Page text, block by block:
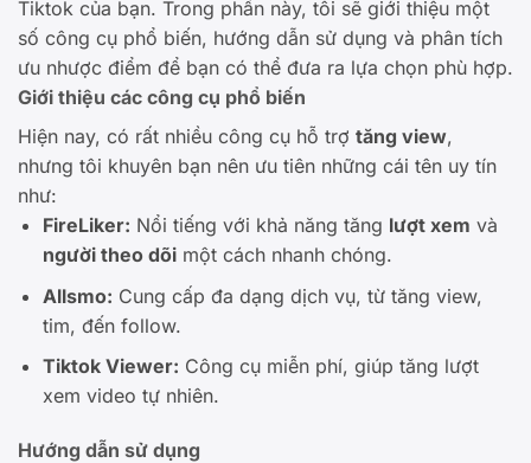
Tiktok của bạn. Trong phần này, tôi sẽ giới thiệu một
số công cụ phổ biến, hướng dẫn sử dụng và phân tích
ưu nhược điểm để bạn có thể đưa ra lựa chọn phù hợp.
Giới thiệu các công cụ phổ biến
Hiện nay, có rất nhiều công cụ hỗ trợ tăng view,
nhưng tôi khuyên bạn nên ưu tiên những cái tên uy tín
như:
FireLiker: Nổi tiếng với khả năng tăng lượt xem và
người theo dõimột cách nhanh chóng.
Allsmo: Cung cấp đa dạng dịch vụ, từ tăng view,
tim, đến follow.
Tiktok Viewer: Công cụ miễn phí, giúp tăng lượt
xem video tự nhiên.
Hướng dẫn sử dụng